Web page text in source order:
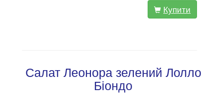
Купити
Салат Леонора зелений Лолло
Біондо